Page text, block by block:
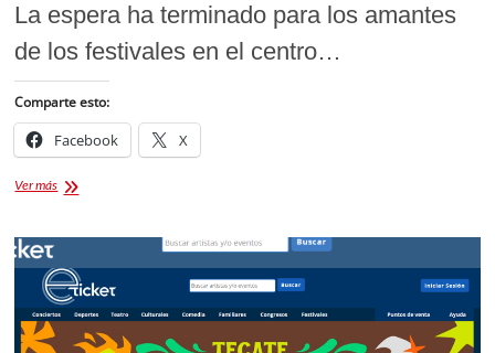
La espera ha terminado para los amantes
de los festivales en el centro…
Comparte esto:
Facebook X
Ver másFestival
Puebla:
Fechas,
precios